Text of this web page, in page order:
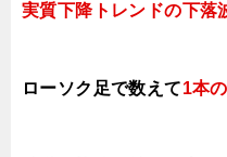
実質下降トレンドの下落
ローソク足で数えて1本